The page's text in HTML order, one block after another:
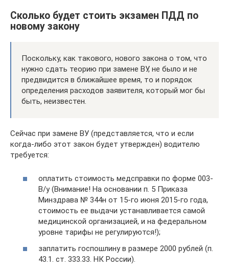
Сколько будет стоить экзамен ПДД по
новому закону
Поскольку, как такового, нового закона о том, что
нужно сдать теорию при замене ВУ, не было и не
предвидится в ближайшее время, то и порядок
определения расходов заявителя, который мог бы
быть, неизвестен.
Сейчас при замене ВУ (представляется, что и если
когда-либо этот закон будет утвержден) водителю
требуется:
оплатить стоимость медсправки по форме 003-
В/у (Внимание! На основании п. 5 Приказа
Минздрава № 344н от 15-го июня 2015-го года,
стоимость ее выдачи устанавливается самой
медицинской организацией, и на федеральном
уровне тарифы не регулируются!);
заплатить госпошлину в размере 2000 рублей (п.
43.1. ст. 333.33. НК России).